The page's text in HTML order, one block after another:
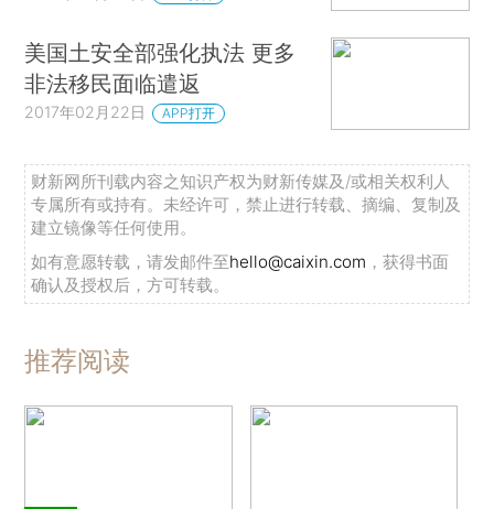
美国土安全部强化执法 更多
非法移民面临遣返
2017年02月22日 APP打开
财新网所刊载内容之知识产权为财新传媒及/或相关权利人
专属所有或持有。未经许可，禁止进行转载、摘编、复制及
建立镜像等任何使用。
如有意愿转载，请发邮件至hello@caixin.com ，获得书面
确认及授权后，方可转载。
推荐阅读